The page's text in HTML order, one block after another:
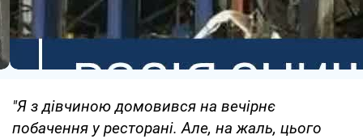
"Я з дівчиною домовився на вечірнє
побачення у ресторані. Але, на жаль, цього